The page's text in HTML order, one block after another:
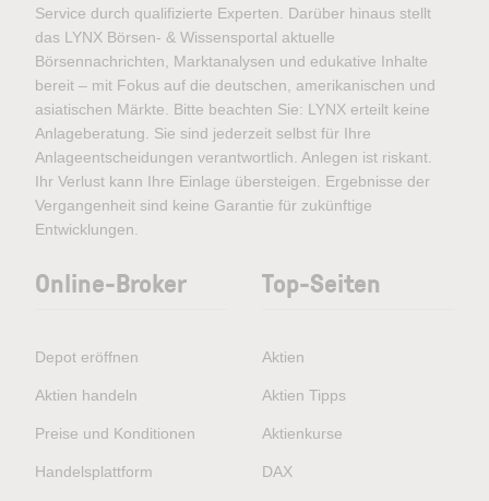
Service durch qualifizierte Experten. Darüber hinaus stellt
das LYNX Börsen- & Wissensportal aktuelle
Börsennachrichten, Marktanalysen und edukative Inhalte
bereit – mit Fokus auf die deutschen, amerikanischen und
asiatischen Märkte. Bitte beachten Sie: LYNX erteilt keine
Anlageberatung. Sie sind jederzeit selbst für Ihre
Anlageentscheidungen verantwortlich. Anlegen ist riskant.
Ihr Verlust kann Ihre Einlage übersteigen. Ergebnisse der
Vergangenheit sind keine Garantie für zukünftige
Entwicklungen.
Online-Broker
Depot eröffnen
Aktien handeln
Preise und Konditionen
Handelsplattform
Top-Seiten
Aktien
Aktien Tipps
Aktienkurse
DAX